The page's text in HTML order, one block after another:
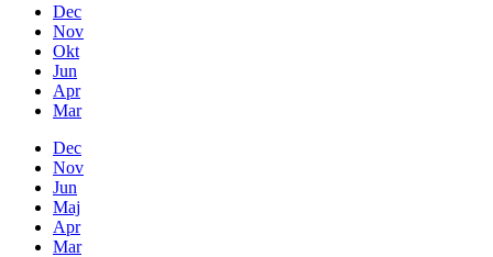
Dec
Nov
Okt
Jun
Apr
Mar
Dec
Nov
Jun
Maj
Apr
Mar